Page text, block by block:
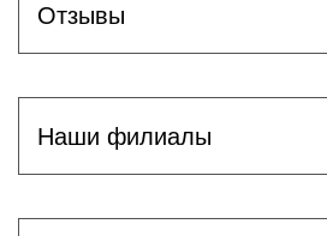
Отзывы
Наши филиалы